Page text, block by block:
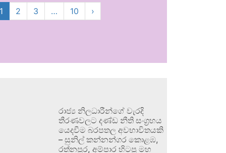
1 2 3 … 10 ›
රාජ්‍ය නිලධාරීන්ගේ වැරදි
තීරණවලට දණ්ඩ නීති සංග්‍රහය
යෙදවීම බරපතල අවභාවිතයකි
– සුනිල් කන්නන්ගර කොළඹ,
රත්නපුර, අම්පාර හිටපු මහ